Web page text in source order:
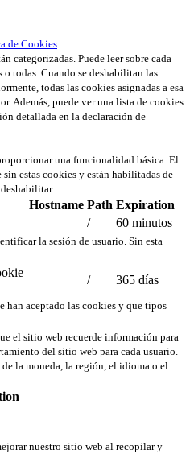
de Cookies.
categorizadas. Puede leer sobre cada
todas. Cuando se deshabilitan las
todas las cookies asignadas a esa
Además, puede ver una lista de cookies
detallada en la declaración de
una funcionalidad básica. El
estas cookies y están habilitadas de
Hostname Path Expiration
/ 60 minutos
la sesión de usuario. Sin esta
/ 365 días
han aceptado las cookies y que tipos
el sitio web recuerde información para
del sitio web para cada usuario.
la moneda, la región, el idioma o el
nuestro sitio web al recopilar y